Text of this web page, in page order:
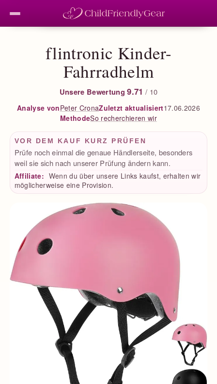
flintronic Kinder-
Fahrradhelm
Unsere Bewertung 9.71 / 10
Analyse vonPeter CronaZuletzt aktualisiert17.06.2026
MethodeSo recherchieren wir
VOR DEM KAUF KURZ PRÜFEN
Prüfe noch einmal die genaue Händlerseite, besonders
weil sie sich nach unserer Prüfung ändern kann.
Affiliate: Wenn du über unsere Links kaufst, erhalten wir
möglicherweise eine Provision.